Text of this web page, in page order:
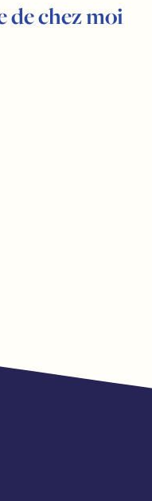
de chez moi